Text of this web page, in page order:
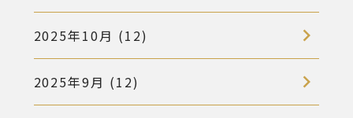
2025年10月 (12)
2025年9月 (12)